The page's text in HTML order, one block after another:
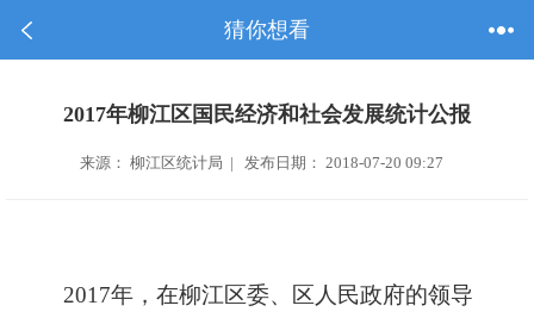
猜你想看
2017年柳江区国民经济和社会发展统计公报
来源： 柳江区统计局 | 发布日期： 2018-07-20 09:27
2017年，在柳江区委、区人民政府的领导